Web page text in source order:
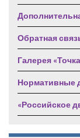
Обратная
Галерея
Нормативные
«Российское